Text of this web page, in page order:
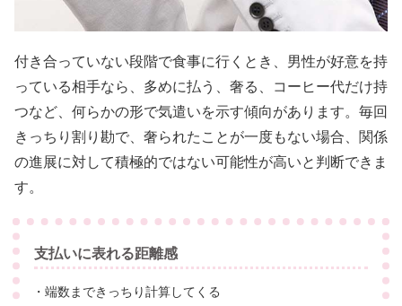
付き合っていない段階で食事に行くとき、男性が好意を持
っている相手なら、多めに払う、奢る、コーヒー代だけ持
つなど、何らかの形で気遣いを示す傾向があります。毎回
きっちり割り勘で、奢られたことが一度もない場合、関係
の進展に対して積極的ではない可能性が高いと判断できま
す。
支払いに表れる距離感
・端数まできっちり計算してくる